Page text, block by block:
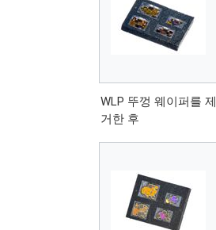
WLP 뚜껑 웨이퍼를 제
거한 후